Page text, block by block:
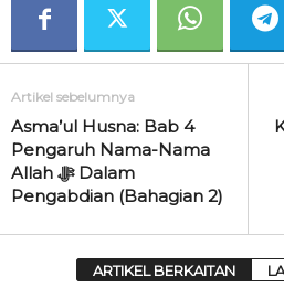
Artikel sebelumnya
Asma’ul Husna: Bab 4
Pengaruh Nama-Nama
Allah ‎ﷻ Dalam
Pengabdian (Bahagian 2)
ARTIKEL BERKAITAN